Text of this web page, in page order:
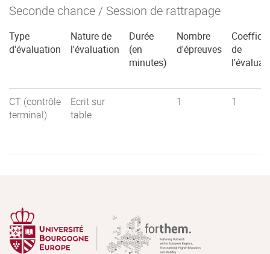
Seconde chance / Session de rattrapage
Type
d'évaluation
Nature de
l'évaluation
Durée
(en
minutes)
Nombre
d'épreuves
de
CT (contrôle
terminal)
Ecrit sur
table
1 1